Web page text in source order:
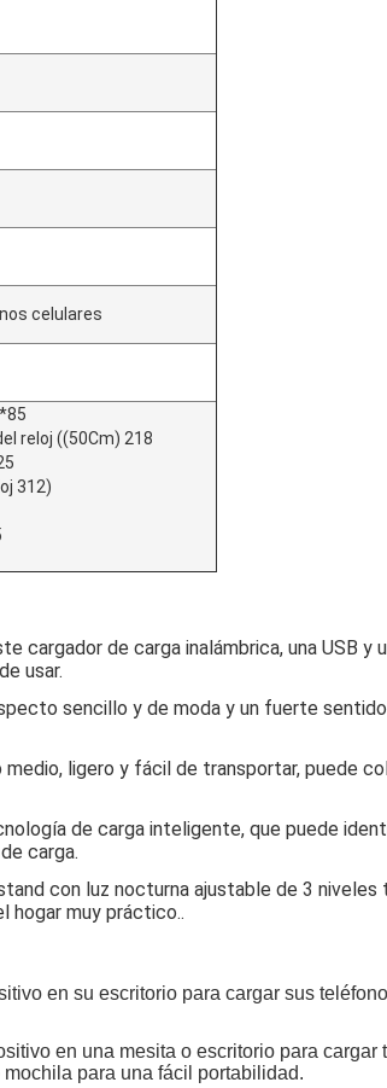
celulares
reloj ((50Cm) 218
312)
cargador de carga inalámbrica, una USB
usar.
sencillo y de moda y un fuerte
medio, ligero y fácil de transportar, puede
de carga inteligente, que puede
carga.
con luz nocturna ajustable de 3
hogar muy práctico..
en su escritorio para cargar sus
en una mesita o escritorio para
para una fácil portabilidad.